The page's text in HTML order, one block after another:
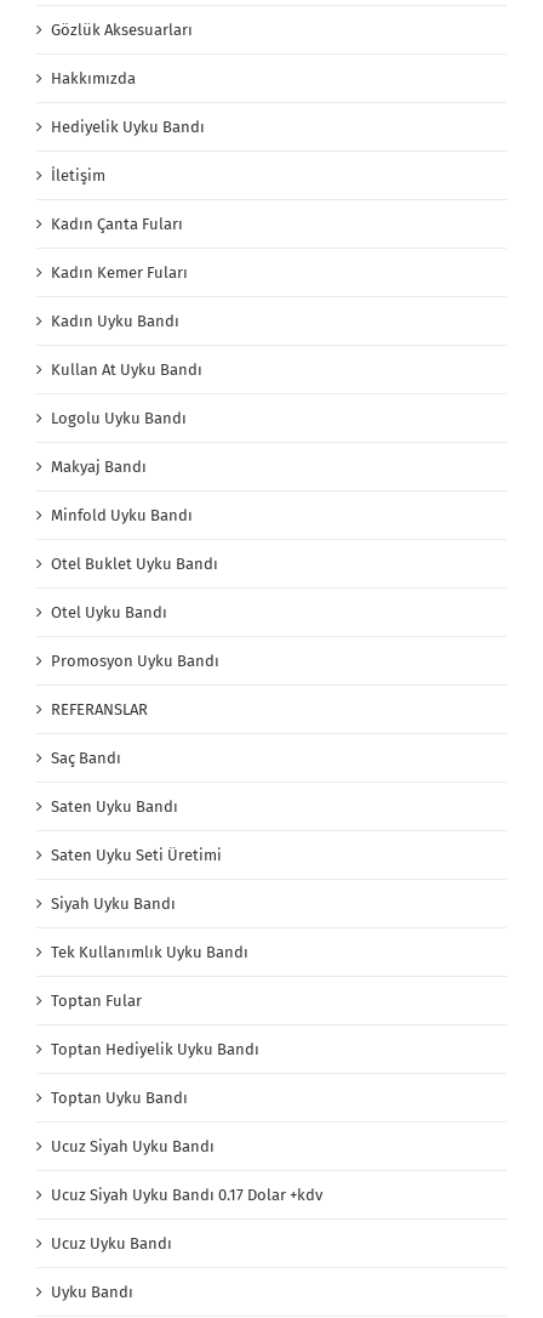
Gözlük Aksesuarları
Hakkımızda
Hediyelik Uyku Bandı
İletişim
Kadın Çanta Fuları
Kadın Kemer Fuları
Kadın Uyku Bandı
Kullan At Uyku Bandı
Logolu Uyku Bandı
Makyaj Bandı
Minfold Uyku Bandı
Otel Buklet Uyku Bandı
Otel Uyku Bandı
Promosyon Uyku Bandı
REFERANSLAR
Saç Bandı
Saten Uyku Bandı
Saten Uyku Seti Üretimi
Siyah Uyku Bandı
Tek Kullanımlık Uyku Bandı
Toptan Fular
Toptan Hediyelik Uyku Bandı
Toptan Uyku Bandı
Ucuz Siyah Uyku Bandı
Ucuz Siyah Uyku Bandı 0.17 Dolar +kdv
Ucuz Uyku Bandı
Uyku Bandı